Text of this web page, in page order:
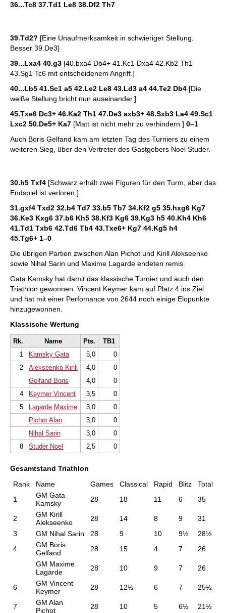
36...Tc8 37.Td1 Le8 38.Df2 Th7
39.Td2? [Eine Unaufmerksamkeit in schwieriger Stellung.
Besser 39.De3]
39...Lxa4 40.g3 [40.bxa4 Db4+ 41.Kc1 Dxa4 42.Kb2 Th1
43.Sg1 Tc6 mit entscheidenem Angriff.]
40...Lb5 41.Sc1 a5 42.Le2 Le8 43.Ld3 a4 44.Te2 Db4 [Die
weiße Stellung bricht nun auseinander.]
45.Txe6 Dc3+ 46.Ka2 Th1 47.De3 axb3+ 48.Sxb3 La4 49.Sc1
Lxc2 50.De5+ Ka7 [Matt ist nicht mehr zu verhindern.] 0–1
Auch Boris Gelfand kam am letzten Tag des Turniers zu einem
weiteren Sieg, über den Vertreter des Gastgebers Noel Studer.
30.h5 Txf4 [Schwarz erhält zwei Figuren für den Turm, aber das
Endspiel ist verloren.]
31.gxf4 Txd2 32.b4 Td7 33.b5 Tb7 34.Kf2 g5 35.hxg6 Kg7
36.Ke3 Kxg6 37.b6 Kh5 38.Kf3 Kg6 39.Kg3 h5 40.Kh4 Kh6
41.Td1 Txb6 42.Td6 Tb4 43.Txe6+ Kg7 44.Kg5 h4
45.Tg6+ 1–0
Die übrigen Partien zwischen Alan Pichot und Kirill Alekseenko
sowie Nihal Sarin und Maxime Lagarde endeten remis.
Gata Kamsky hat damit das klassische Turnier und auch den
Triathlon gewonnen. Vincent Keymer kam auf Platz 4 ins Ziel
und hat mit einer Perfomance von 2644 noch einige Elopunkte
hinzugewonnen.
Klassische Wertung
Rk. Name Pts.
TB1
1
Kamsky Gata 5,0
0
2
Alekseenko Kirill 4,0
0
Gelfand Boris
4,0
0
4
Keymer Vincent 3,5
0
5
Lagarde Maxime 3,0
0
Pichot Alan
3,0
0
Nihal Sarin
3,0
0
8
Studer Noel 2,5 0
Gesamtstand Triathlon
Rank
Name Games Classical Rapid Blitz
Total
1
GM Gata
Kamsky
28 18 11 6 35
2
GM Kirill
Alekseenko
28 14 8 9
31
3
GM Nihal Sarin 28 9 10 9½
28½
4
GM Boris
Gelfand
28 15 4 7
26
GM Maxime
Lagarde
28 10 9 7 26
6
GM Vincent
Keymer
28 12½ 6 7 25½
7
GM Alan
Pichot
28 10 5 6½ 21½